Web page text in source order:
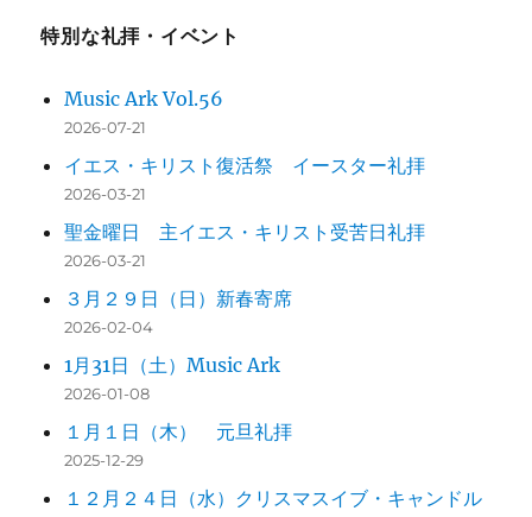
特別な礼拝・イベント
Music Ark Vol.56
2026-07-21
イエス・キリスト復活祭 イースター礼拝
2026-03-21
聖金曜日 主イエス・キリスト受苦日礼拝
2026-03-21
３月２９日（日）新春寄席
2026-02-04
1月31日（土）Music Ark
2026-01-08
１月１日（木） 元旦礼拝
2025-12-29
１２月２４日（水）クリスマスイブ・キャンドル